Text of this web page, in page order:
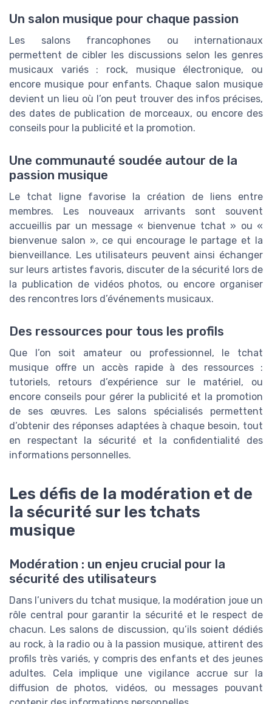
Un salon musique pour chaque passion
Les salons francophones ou internationaux
permettent de cibler les discussions selon les genres
musicaux variés : rock, musique électronique, ou
encore musique pour enfants. Chaque salon musique
devient un lieu où l’on peut trouver des infos précises,
des dates de publication de morceaux, ou encore des
conseils pour la publicité et la promotion.
Une communauté soudée autour de la
passion musique
Le tchat ligne favorise la création de liens entre
membres. Les nouveaux arrivants sont souvent
accueillis par un message « bienvenue tchat » ou «
bienvenue salon », ce qui encourage le partage et la
bienveillance. Les utilisateurs peuvent ainsi échanger
sur leurs artistes favoris, discuter de la sécurité lors de
la publication de vidéos photos, ou encore organiser
des rencontres lors d’événements musicaux.
Des ressources pour tous les profils
Que l’on soit amateur ou professionnel, le tchat
musique offre un accès rapide à des ressources :
tutoriels, retours d’expérience sur le matériel, ou
encore conseils pour gérer la publicité et la promotion
de ses œuvres. Les salons spécialisés permettent
d’obtenir des réponses adaptées à chaque besoin, tout
en respectant la sécurité et la confidentialité des
informations personnelles.
Les défis de la modération et de
la sécurité sur les tchats
musique
Modération : un enjeu crucial pour la
sécurité des utilisateurs
Dans l’univers du tchat musique, la modération joue un
rôle central pour garantir la sécurité et le respect de
chacun. Les salons de discussion, qu’ils soient dédiés
au rock, à la radio ou à la passion musique, attirent des
profils très variés, y compris des enfants et des jeunes
adultes. Cela implique une vigilance accrue sur la
diffusion de photos, vidéos, ou messages pouvant